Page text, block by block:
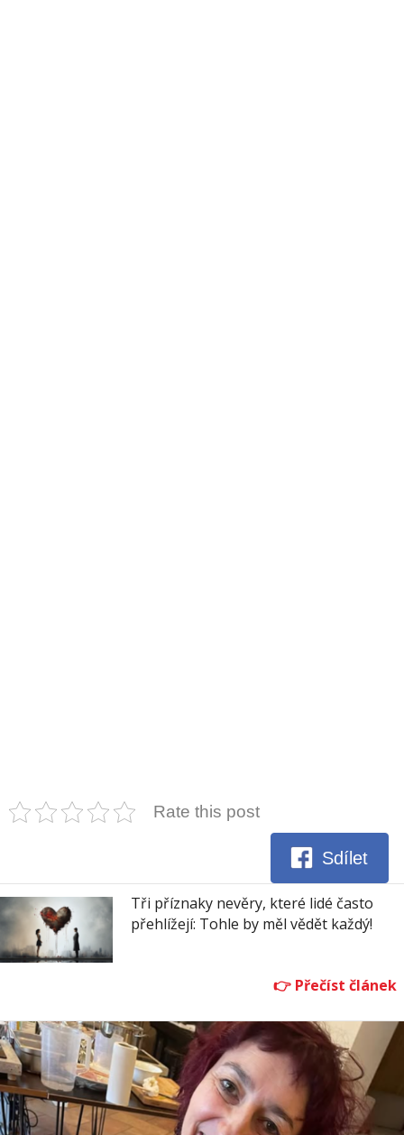
Rate this post
Sdílet
Tři příznaky nevěry, které lidé často
přehlížejí: Tohle by měl vědět každý!